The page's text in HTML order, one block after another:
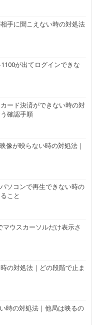
手に聞こえない時の対処法
が出てログインできな
ード決済ができない時の対
確認手順
像が映らない時の対処法｜
ソコンで再生できない時の
こと
ウスカーソルだけ表示さ
の対処法｜どの段階で止ま
時の対処法｜他局は映るの